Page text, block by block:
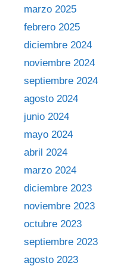
marzo 2025
febrero 2025
diciembre 2024
noviembre 2024
septiembre 2024
agosto 2024
junio 2024
mayo 2024
abril 2024
marzo 2024
diciembre 2023
noviembre 2023
octubre 2023
septiembre 2023
agosto 2023